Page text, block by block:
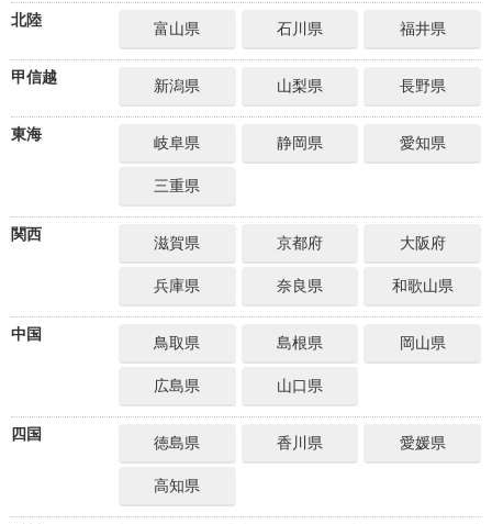
北陸 富山県 石川県 福井県
甲信越 新潟県 山梨県 長野県
東海 岐阜県 静岡県 愛知県
三重県
関西 滋賀県 京都府 大阪府
兵庫県 奈良県 和歌山県
中国 鳥取県 島根県 岡山県
広島県 山口県
四国 徳島県 香川県 愛媛県
高知県